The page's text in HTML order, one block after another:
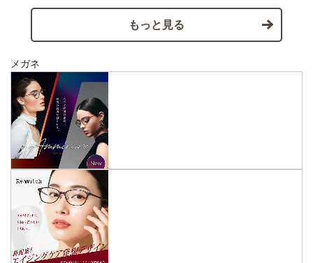
もっと見る
メガネ